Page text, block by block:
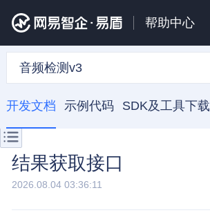
帮助中心
音频检测v3
开发文档 示例代码 SDK及工具下载
结果获取接口
2026.08.04 03:36:11